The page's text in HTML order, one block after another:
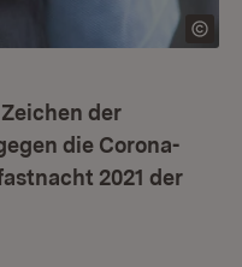
der
die Corona-
2021 der